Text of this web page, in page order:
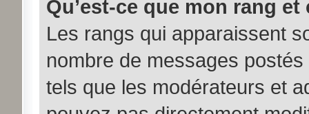
Qu’est-ce que mon rang
Les rangs qui apparaissent
nombre de messages
tels que les modérateurs et